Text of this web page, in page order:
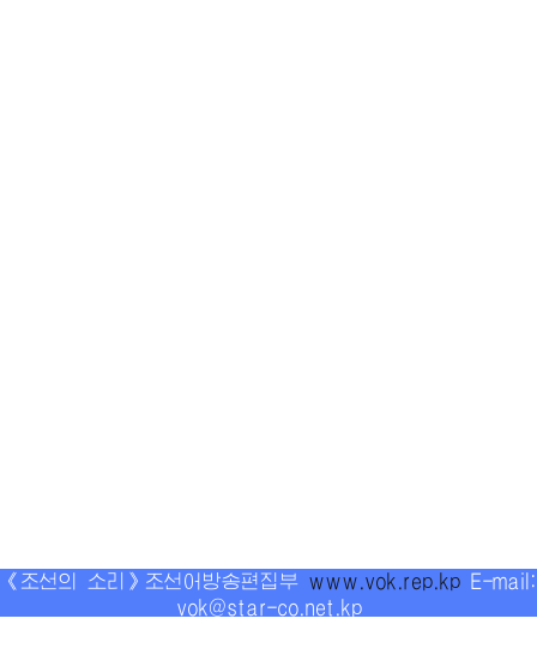
《조선의 소리》조선어방송편집부 www.vok.rep.kp E-mail:
vok@star-co.net.kp